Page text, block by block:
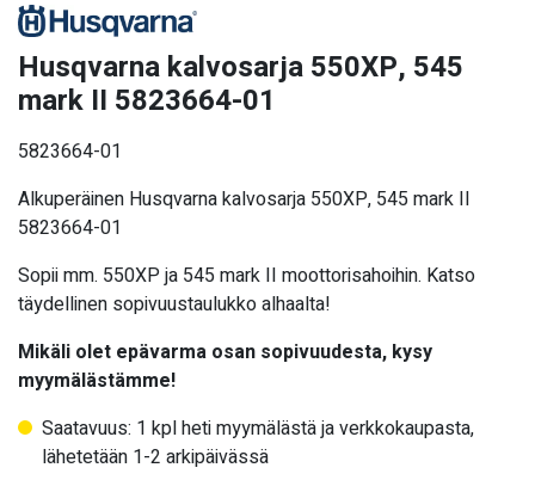
Husqvarna kalvosarja 550XP, 545
mark II 5823664-01
5823664-01
Alkuperäinen Husqvarna kalvosarja 550XP, 545 mark II
5823664-01
Sopii mm. 550XP ja 545 mark II moottorisahoihin. Katso
täydellinen sopivuustaulukko alhaalta!
Mikäli olet epävarma osan sopivuudesta, kysy
myymälästämme!
Saatavuus: 1 kpl heti myymälästä ja verkkokaupasta,
lähetetään 1-2 arkipäivässä